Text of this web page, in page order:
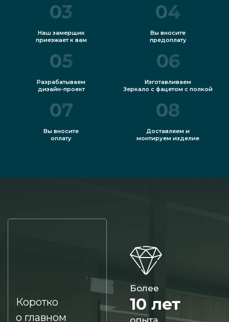
03
Наш замерщик
приезжает к вам
04
Вы вносите
предоплату
05
Разрабатываем
дизайн-проект
06
Изготавливаем
Зеркало с фацетом с полкой
07
Вы вносите
оплату
08
Доставляем и
монтируем изделие
Коротко
о главном
Более
10 лет